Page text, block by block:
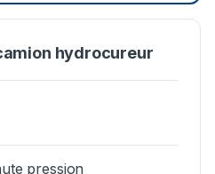
hydrocureur
pression